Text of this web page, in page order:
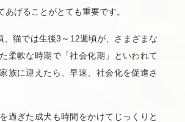
げることがとても重要です。
、猫では生後3～12週頃が、さまざまな
柔軟な時期で「社会化期」といわれて
族に迎えたら、早速、社会化を促進さ
過ぎた成犬も時間をかけてじっくりと